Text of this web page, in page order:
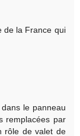
de la France qui
le panneau
remplacées par
rôle de valet de